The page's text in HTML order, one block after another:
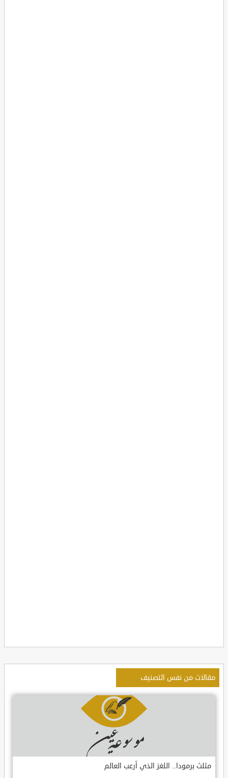
مقالات من نفس التصنيف
مثلث برمودا.. اللغز الذي أرعب العالم